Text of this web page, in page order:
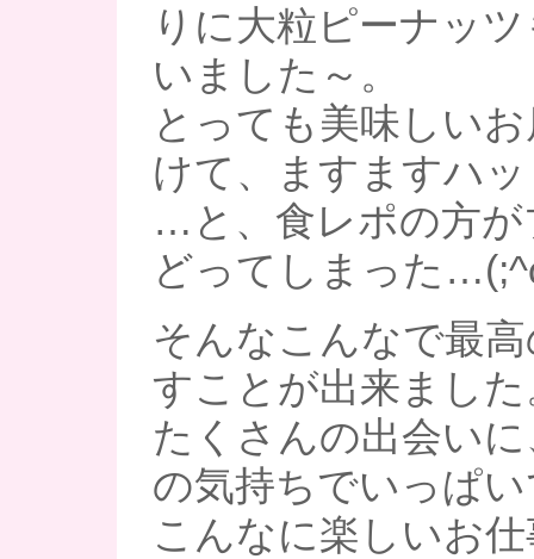
りに大粒ピーナッ
いました～。
とっても美味しい
けて、ますますハ
…と、食レポの方が
どってしまった
そんなこんなで最
すことが出来ました
たくさんの出会い
の気持ちでいっぱ
こんなに楽しいお